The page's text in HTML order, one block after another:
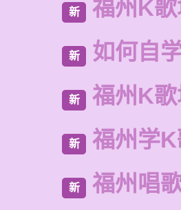
新 福州K
新 如何自
新 福州K
新 福州学
新 福州唱